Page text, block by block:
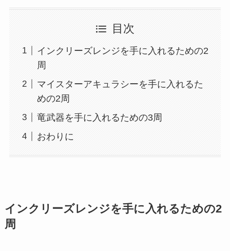
目次
インクリーズレンジを手に入れるための2
周
マイスターアキュラシーを手に入れるた
めの2周
竜武器を手に入れるための3周
おわりに
インクリーズレンジを手に入れるための2
周